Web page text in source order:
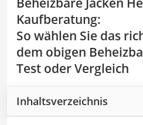
Kaufberatung:
So wählen Sie das
dem obigen
Test oder Vergleich
Inhaltsverzeichnis